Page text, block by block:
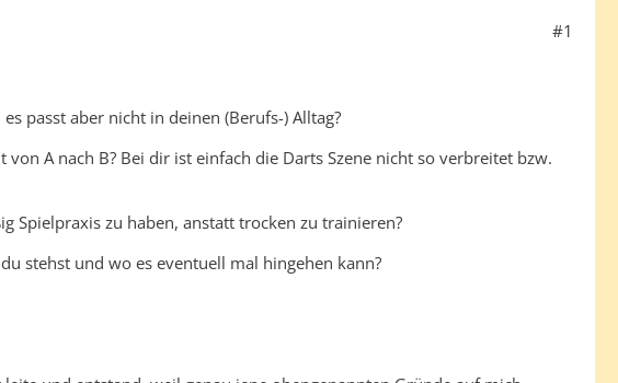
#1
passt aber nicht in deinen (Berufs-) Alltag?
A nach B? Bei dir ist einfach die Darts Szene nicht so verbreitet bzw.
Spielpraxis zu haben, anstatt trocken zu trainieren?
stehst und wo es eventuell mal hingehen kann?